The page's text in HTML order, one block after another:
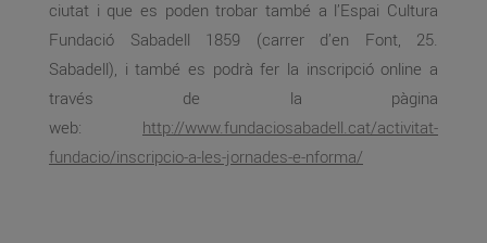
ciutat i que es poden trobar també a l’Espai Cultura
Fundació Sabadell 1859 (carrer d’en Font, 25.
Sabadell), i també es podrà fer la inscripció online a
través de la pàgina
web: http://www.fundaciosabadell.cat/activitat-
fundacio/inscripcio-a-les-jornades-e-nforma/